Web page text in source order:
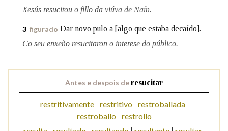
BUSCAR NO CONTIDO
Nas definicións
Na fraseoloxía
Xesús resucitou o fillo da viúva de Naín.
3 figurado Dar novo pulo a [algo que estaba decaído].
Co seu enxeño resucitaron o interese do público.
Antes e despois deresucitar
restritivamente restritivo restroballada
restroballo restrollo